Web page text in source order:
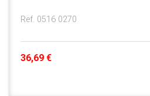
Ref. 0516 0270
36,69 €